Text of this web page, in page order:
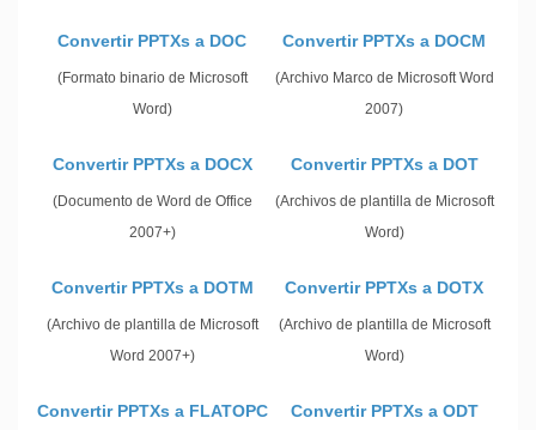
Convertir PPTXs a DOC
(Formato binario de Microsoft
Word)
Convertir PPTXs a DOCM
(Archivo Marco de Microsoft Word
2007)
Convertir PPTXs a DOCX
(Documento de Word de Office
2007+)
Convertir PPTXs a DOT
(Archivos de plantilla de Microsoft
Word)
Convertir PPTXs a DOTM
(Archivo de plantilla de Microsoft
Word 2007+)
Convertir PPTXs a DOTX
(Archivo de plantilla de Microsoft
Word)
Convertir PPTXs a FLATOPC Convertir PPTXs a ODT